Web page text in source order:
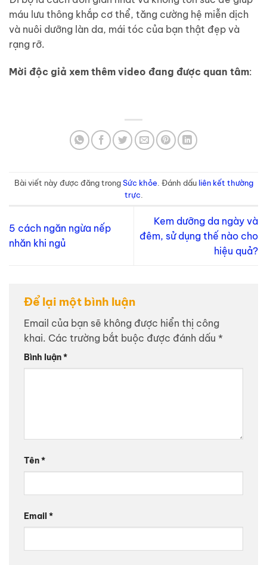
máu lưu thông khắp cơ thể, tăng cường hệ miễn dịch
và nuôi dưỡng làn da, mái tóc của bạn thật đẹp và
rạng rỡ.
Mời độc giả xem thêm video đang được quan tâm:
Bài viết này được đăng trongSức khỏe . Đánh dấu liên kết thường
trực
5 cách ngăn ngừa nếp
nhăn khi ngủ
Kem dưỡng da ngày và
đêm, sử dụng thế nào cho
hiệu quả?
Để lại một bình luận
Email của bạn sẽ không được hiển thị công
khai. Các trường bắt buộc được đánh dấu *
Bình luận*
Tên*
Email *